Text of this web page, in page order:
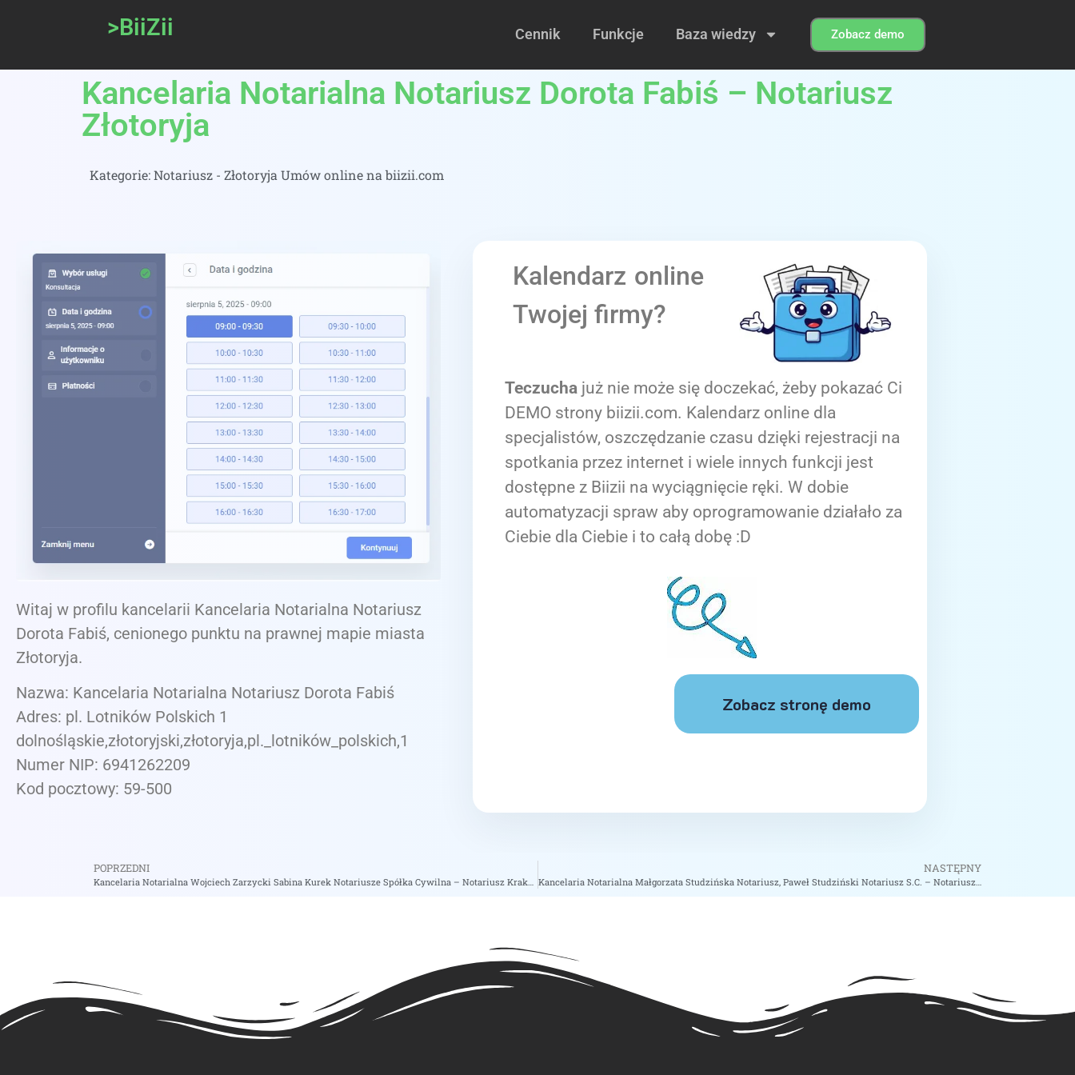
>BiiZii Cennik Funkcje Baza wiedzy Zobacz demo
Kancelaria Notarialna Notariusz Dorota Fabiś – Notariusz
Złotoryja
Kategorie:Notariusz - Złotoryja Umów online na biizii.com
Witaj w profilu kancelarii Kancelaria Notarialna Notariusz
Dorota Fabiś, cenionego punktu na prawnej mapie miasta
Złotoryja.
Nazwa: Kancelaria Notarialna Notariusz Dorota Fabiś
Adres: pl. Lotników Polskich 1
dolnośląskie,złotoryjski,złotoryja,pl._lotników_polskich,1
Numer NIP: 6941262209
Kod pocztowy: 59-500
Kalendarz online
Twojej firmy?
Teczucha już nie może się doczekać, żeby pokazać Ci
DEMO strony biizii.com. Kalendarz online dla
specjalistów, oszczędzanie czasu dzięki rejestracji na
spotkania przez internet i wiele innych funkcji jest
dostępne z Biizii na wyciągnięcie ręki. W dobie
automatyzacji spraw aby oprogramowanie działało za
Ciebie dla Ciebie i to całą dobę :D
Zobacz stronę demo
POPRZEDNI NASTĘPNY
Kancelaria Notarialna Małgorzata Studzińska Notariusz, Paweł Studziński Notariusz S.C. – Notariusz Tarnów